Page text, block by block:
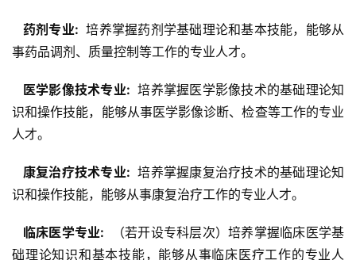
  药剂专业:
培养掌握药剂学基础理论和基本技能，能够从
事药品调剂、质量控制等工作的专业人才。
  医学影像技术专业:
培养掌握医学影像技术的基础理论知
识和操作技能，能够从事医学影像诊断、检查等工作的专业
人才。
  康复治疗技术专业:
培养掌握康复治疗技术的基础理论知
识和操作技能，能够从事康复治疗工作的专业人才。
  临床医学专业:
（若开设专科层次）培养掌握临床医学基
础理论知识和基本技能，能够从事临床医疗工作的专业人